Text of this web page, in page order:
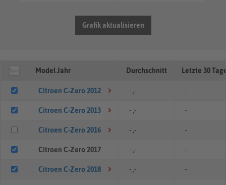
Grafik aktualisieren
Model Jahr Durchschnitt Letzte 30
Citroen C-Zero 2012 - ,- -
Citroen C-Zero 2013 - ,- -
Citroen C-Zero 2016 - ,- -
Citroen C-Zero 2017 - ,- -
Citroen C-Zero 2018 - ,- -